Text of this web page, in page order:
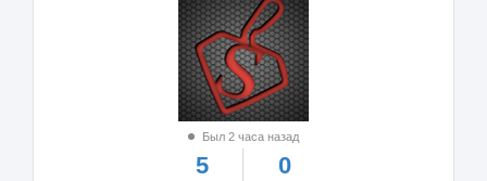
Был 2 часа назад
5 0